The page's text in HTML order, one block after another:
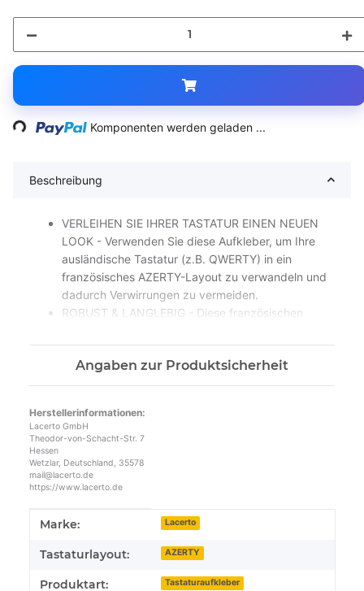
Loading... Komponenten werden geladen ...
Beschreibung
VERLEIHEN SIE IHRER TASTATUR EINEN NEUEN
LOOK - Verwenden Sie diese Aufkleber, um Ihre
ausländische Tastatur (z.B. QWERTY) in ein
französisches AZERTY-Layout zu verwandeln und
dadurch Verwirrungen zu vermeiden.
ROBUST & LANGLEBIG - Diese französischen
und UV-Schäden mit einer Laminatbeschichtung
versehen, die die Abnutzung durch starken
Gebrauch effektiv verhindert.
eine starke Klebefläche, die extrem gut auf der
Oberfläche Ihrer Tastatur haftet und sich nicht
WÄHLEN SIE DIE RICHTIGE GRÖSSE - Wählen
Sie die Aufklebergröße 14x14 mm für gängige
MADE IN GERMANY - Neben einer hochwertigen
Qualität stehen wir auch für eine kompetente
Beratung. Setzen Sie sich mit uns in Verbindung.
Angaben zur Produktsicherheit
Herstellerinformationen:
Lacerto GmbH
Theodor-von-Schacht-Str. 7
Hessen
Wetzlar, Deutschland, 35578
mail@lacerto.de
https://www.lacerto.de
Produkteigenschaft
Wert
Marke: Lacerto
Tastaturlayout: AZERTY
Produktart: Tastaturaufkleber